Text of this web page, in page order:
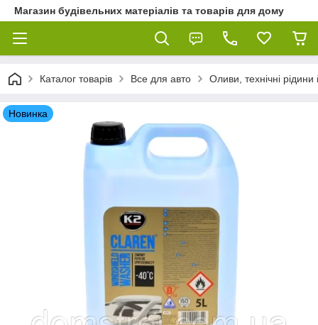
Магазин будівельних матеріалів та товарів для дому
Каталог товарів Все для авто Оливи, технічні рідини
Новинка